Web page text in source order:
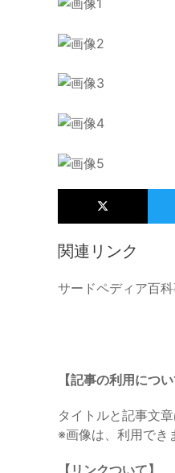
関連リンク
サードペディア百
【記事の利用につい
タイトルと記事文
※画像は、利用でき
【リンクついて】